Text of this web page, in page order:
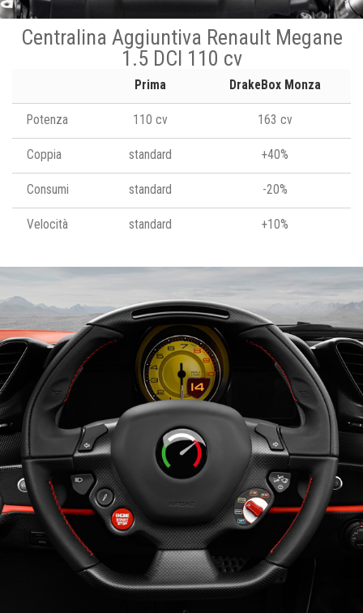
Centralina Aggiuntiva Renault Megane
1.5 DCI 110 cv
Prima DrakeBox Monza
Potenza 110 cv 163 cv
Coppia standard +40%
Consumi standard -20%
Velocità standard +10%